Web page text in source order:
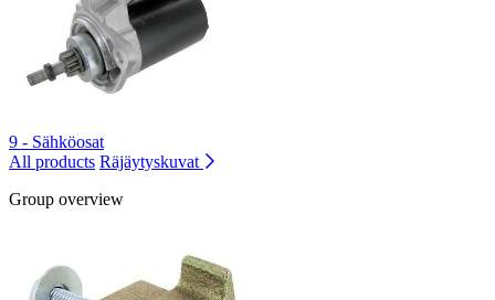
9 - Sähköosat
All products Räjäytyskuvat
Group overview